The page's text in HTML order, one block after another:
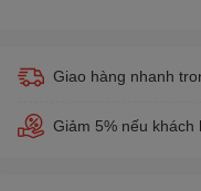
Giao hàng nhanh
Giảm 5% nếu